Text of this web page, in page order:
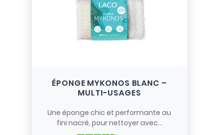
ÉPONGE MYKONOS BLANC –
MULTI-USAGES
Une éponge chic et performante au
fini nacré, pour nettoyer avec...